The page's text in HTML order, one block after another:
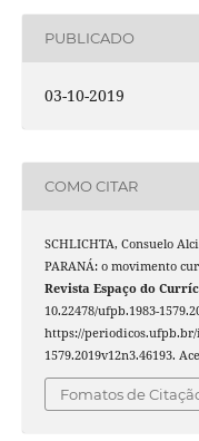
PUBLICADO
03-10-2019
COMO CITAR
SCHLICHTA, Consuelo
PARANÁ: o movimento
Revista Espaço do
10.22478/ufpb.1983-
https://
1579.2019v12n3.46193.
Fomatos de